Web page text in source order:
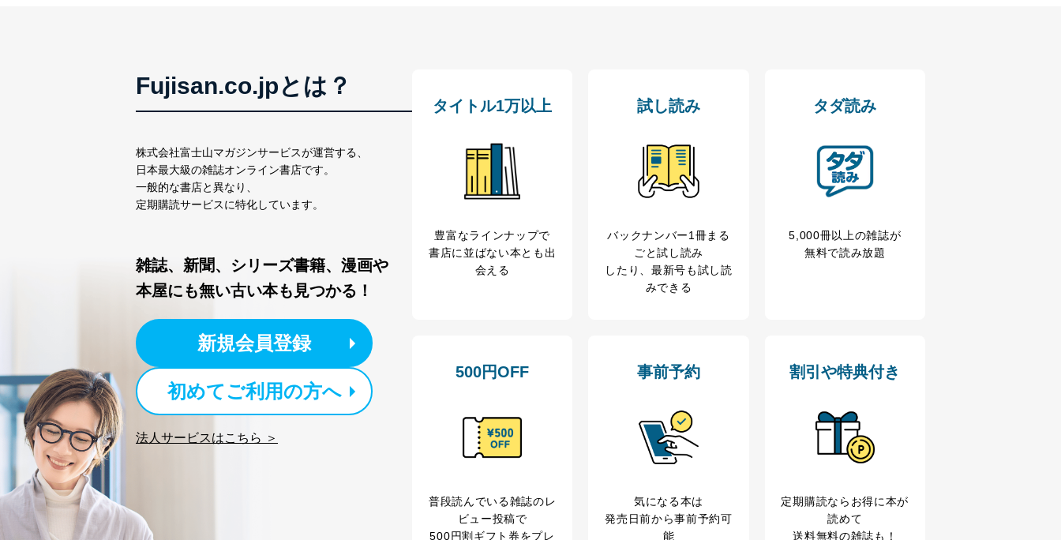
当社の定期購読サービス等をご利用の方の個
商品代金回収のため
ｅメール等による商品、サービス、キャンペーン等の広告の案内のため
味・嗜好に
応じた新商品・サービスに関する広告のため
2 当社にお問合わせいただいた方の個人情報 お問い合わせ対応、トラブル対処、オペレーター教育など応対品質向上のため
カスタマーQ＆Aサイトの投稿内容の確認のため
ｅメール等による商品、サービス、キャンペーン等の広告に関するご案内のため
採用選考、ご連絡のため
5
当社の従業者の個人情報 人事、総務などの雇用管理等のため
パートナー（提携企業）からの委託により当
定期購読サービス等をご利用の方の個人情報
7
SNS公式アカウントに登録された方の個人情
お問い合わせ対応、トラブル対処、オペレーター教育など応対品質向上のため
※上記の利用目的のうちNo.1～5については保有個人データ（開示対象個人情報）の利用目的であり、下記4.の開示等のご請求に
なお、6、7については、パートナー（提携企業）様又は各SNS運営会社様にご請求いただきますようお願い致します。
当社は、取得した個人情報を適切に管理し､あらかじめ本人の同意を得ることなく第三者に提供することはありません。ただし、
Fujisan.co.jpとは？
株式会社富士山マガジンサービスが運営する、
日本最大級の雑誌オンライン書店です。
一般的な書店と異なり、
定期購読サービスに特化しています。
雑誌、新聞、シリーズ書籍、漫画や
本屋にも無い古い本も見つかる！
新規会員登録
初めてご利用の方へ
法人サービスはこちら ＞
タイトル1万以上
豊富なラインナップで
書店に並ばない本とも出
会える
試し読み
バックナンバー1冊まる
ごと試し読み
したり、最新号も試し読
みできる
タダ読み
5,000冊以上の雑誌が
無料で読み放題
500円OFF
普段読んでいる雑誌のレ
ビュー投稿で
500円割ギフト券をプレ
事前予約
気になる本は
発売日前から事前予約可
能
割引や特典付き
定期購読なら お得に本が
読めて
送料無料の雑誌も！